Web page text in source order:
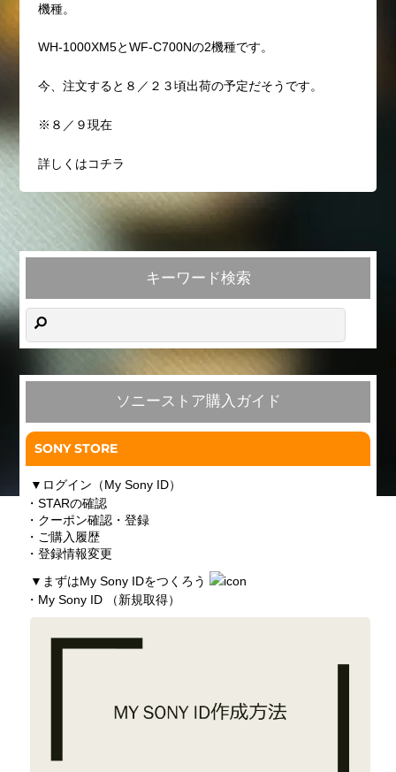
機種。
WH-1000XM5とWF-C700Nの2機種です。
今、注文すると８／２３頃出荷の予定だそうです。
※８／９現在
詳しくはコチラ
キーワード検索
ソニーストア購入ガイド
SONY STORE
▼ ログイン（My Sony ID）
・STARの確認
・クーポン確認・登録
・ご購入履歴
・登録情報変更
▼ まずはMy Sony IDをつくろう
・My Sony ID （新規取得）